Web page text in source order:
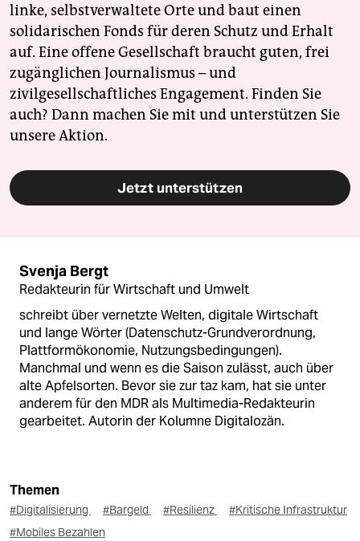
linke, selbstverwaltete Orte und baut einen
solidarischen Fonds für deren Schutz und Erhalt
auf. Eine offene Gesellschaft braucht guten, frei
zugänglichen Journalismus – und
zivilgesellschaftliches Engagement. Finden Sie
auch? Dann machen Sie mit und unterstützen Sie
unsere Aktion.
Jetzt unterstützen
Svenja Bergt
Redakteurin für Wirtschaft und Umwelt
schreibt über vernetzte Welten, digitale Wirtschaft
und lange Wörter (Datenschutz-Grundverordnung,
Plattformökonomie, Nutzungsbedingungen).
Manchmal und wenn es die Saison zulässt, auch über
alte Apfelsorten. Bevor sie zur taz kam, hat sie unter
anderem für den MDR als Multimedia-Redakteurin
gearbeitet. Autorin der Kolumne Digitalozän.
Themen
#Digitalisierung #Bargeld #Resilienz
#Kritische Infrastruktur
#Mobiles Bezahlen